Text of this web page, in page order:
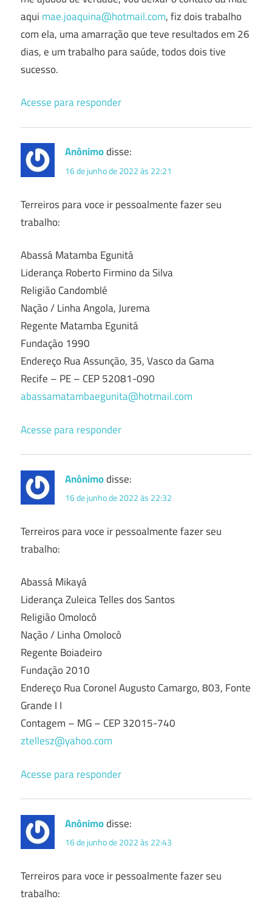
aqui mae.joaquina@hotmail.com, fiz dois trabalho
com ela, uma amarração que teve resultados em 26
dias, e um trabalho para saúde, todos dois tive
sucesso.
Acesse para responder
Anônimodisse:
16 de junho de 2022 às 22:21
Terreiros para voce ir pessoalmente fazer seu
trabalho:
Abassá Matamba Egunitá
Liderança Roberto Firmino da Silva
Religião Candomblé
Nação / Linha Angola, Jurema
Regente Matamba Egunitá
Fundação 1990
Endereço Rua Assunção, 35, Vasco da Gama
Recife – PE – CEP 52081-090
abassamatambaegunita@hotmail.com
Acesse para responder
Anônimodisse:
16 de junho de 2022 às 22:32
Terreiros para voce ir pessoalmente fazer seu
trabalho:
Abassá Mikayá
Liderança Zuleica Telles dos Santos
Religião Omolocô
Nação / Linha Omolocô
Regente Boiadeiro
Fundação 2010
Endereço Rua Coronel Augusto Camargo, 803, Fonte
Grande I I
Contagem – MG – CEP 32015-740
ztellesz@yahoo.com
Acesse para responder
Anônimodisse:
16 de junho de 2022 às 22:43
Terreiros para voce ir pessoalmente fazer seu
trabalho: